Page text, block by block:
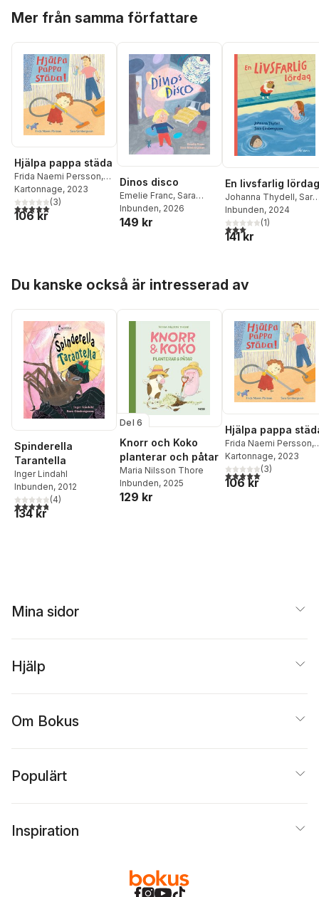
Mer från samma författare
Hjälpa pappa städa
Frida Naemi Persson,
Sara Gimbergsson
Kartonnage, 2023
5,0utav 5 stjärnor. Totalt antal röster:
(3)
106 kr
Dinos disco
Emelie Franc, Sara
Gimbergsson
Inbunden, 2026
149 kr
En livsfarlig lördag
Johanna Thydell, Sara
Gimbergsson
Inbunden, 2024
3,0utav 5 stjärnor.
(1)
141 kr
Du kanske också är intresserad av
Spinderella
Tarantella
Inger Lindahl
Inbunden, 2012
4,8utav 5 stjärnor. Totalt antal röster:
(4)
134 kr
Del 6
Knorr och Koko
planterar och påtar
Maria Nilsson Thore
Inbunden, 2025
129 kr
Hjälpa pappa
Frida Naemi Persson,
Sara Gimbergsson
Kartonnage, 2023
5,0utav 5 stjärnor.
(3)
106 kr
Mina sidor
Hjälp
Om Bokus
Populärt
Inspiration